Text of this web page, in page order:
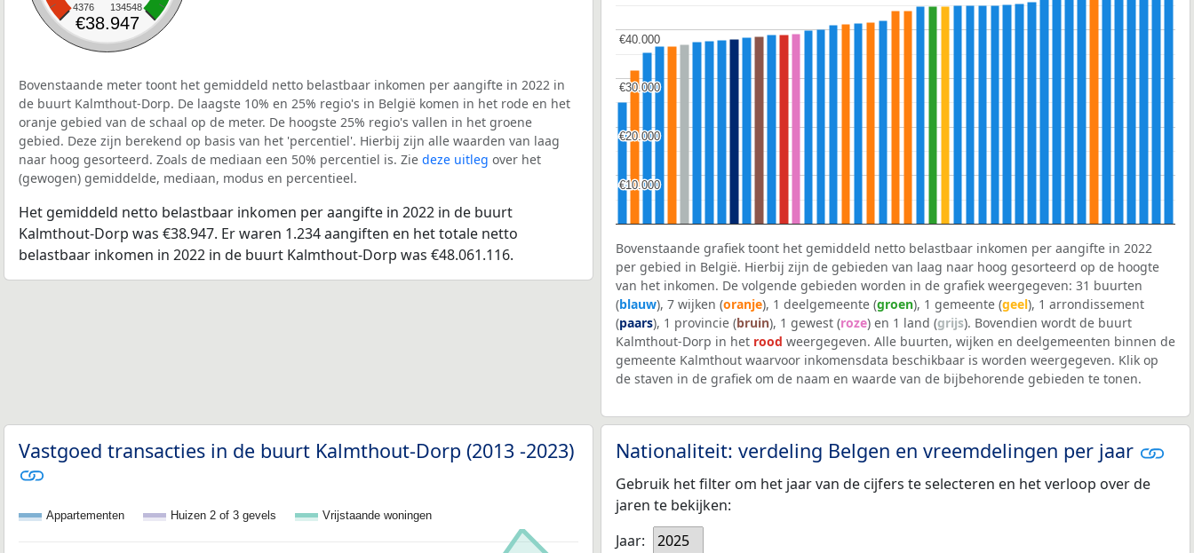
4376 134548
€38.947
Bovenstaande meter toont het gemiddeld netto belastbaar inkomen per aangifte in 2022 in
de buurt Kalmthout-Dorp. De laagste 10% en 25% regio's in België komen in het rode en het
oranje gebied van de schaal op de meter. De hoogste 25% regio's vallen in het groene
gebied. Deze zijn berekend op basis van het 'percentiel'. Hierbij zijn alle waarden van laag
naar hoog gesorteerd. Zoals de mediaan een 50% percentiel is. Zie deze uitleg over het
(gewogen) gemiddelde, mediaan, modus en percentieel.
Het gemiddeld netto belastbaar inkomen per aangifte in 2022 in de buurt
Kalmthout-Dorp was €38.947. Er waren 1.234 aangiften en het totale netto
belastbaar inkomen in 2022 in de buurt Kalmthout-Dorp was €48.061.116.
€10.000
€10.000
€20.000
€20.000
€30.000
€30.000
€40.000
€40.000
Bovenstaande grafiek toont het gemiddeld netto belastbaar inkomen per aangifte in 2022
per gebied in België. Hierbij zijn de gebieden van laag naar hoog gesorteerd op de hoogte
van het inkomen. De volgende gebieden worden in de grafiek weergegeven: 31 buurten
(blauw), 7 wijken (oranje), 1 deelgemeente (groen), 1 gemeente (geel), 1 arrondissement
(paars), 1 provincie (bruin), 1 gewest (roze) en 1 land (grijs). Bovendien wordt de buurt
Kalmthout-Dorp in het rood weergegeven. Alle buurten, wijken en deelgemeenten binnen de
gemeente Kalmthout waarvoor inkomensdata beschikbaar is worden weergegeven. Klik op
de staven in de grafiek om de naam en waarde van de bijbehorende gebieden te tonen.
Vastgoed transacties in de buurt Kalmthout-Dorp (2013 -2023)
Appartementen Huizen 2 of 3 gevels Vrijstaande woningen
Nationaliteit: verdeling Belgen en vreemdelingen per jaar
Gebruik het filter om het jaar van de cijfers te selecteren en het verloop over de
jaren te bekijken:
Jaar:
2025